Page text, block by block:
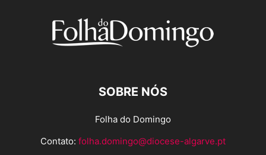
SOBRE NÓS
Folha do Domingo
Contato: folha.domingo@diocese-algarve.pt